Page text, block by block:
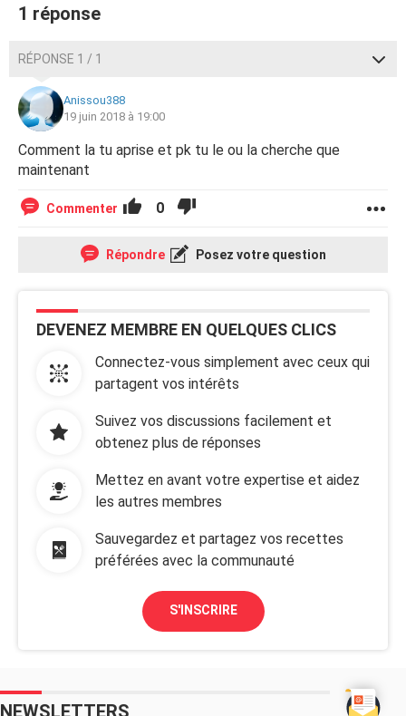
1 réponse
RÉPONSE 1 / 1
Anissou388
19 juin 2018 à 19:00
Comment la tu aprise et pk tu le ou la cherche que
maintenant
Commenter 0
Répondre Posez votre question
DEVENEZ MEMBRE EN QUELQUES CLICS
Connectez-vous simplement avec ceux qui
partagent vos intérêts
Suivez vos discussions facilement et
obtenez plus de réponses
Mettez en avant votre expertise et aidez
les autres membres
Sauvegardez et partagez vos recettes
préférées avec la communauté
S'INSCRIRE
NEWSLETTERS